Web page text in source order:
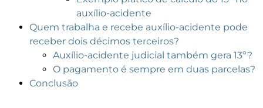
auxílio-acidente
Quem trabalha e recebe auxílio-acidente pode
receber dois décimos terceiros?
Auxílio-acidente judicial também gera 13º?
O pagamento é sempre em duas parcelas?
Conclusão